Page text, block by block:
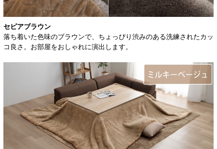
セピアブラウン
落ち着いた色味のブラウンで、ちょっぴり渋みのある洗練されたカッ
コ良さ。お部屋をおしゃれに演出します。